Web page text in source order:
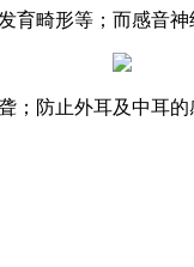
畸形等；而感音
防止外耳及中耳